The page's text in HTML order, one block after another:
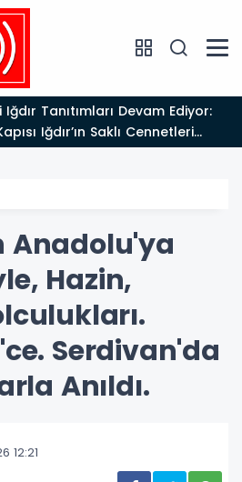
Iğdır’ın Saklı Cennetleri
Bekliyor
Anadolu'ya
Hazin,
Serdivan'da
Anıldı.
12:21